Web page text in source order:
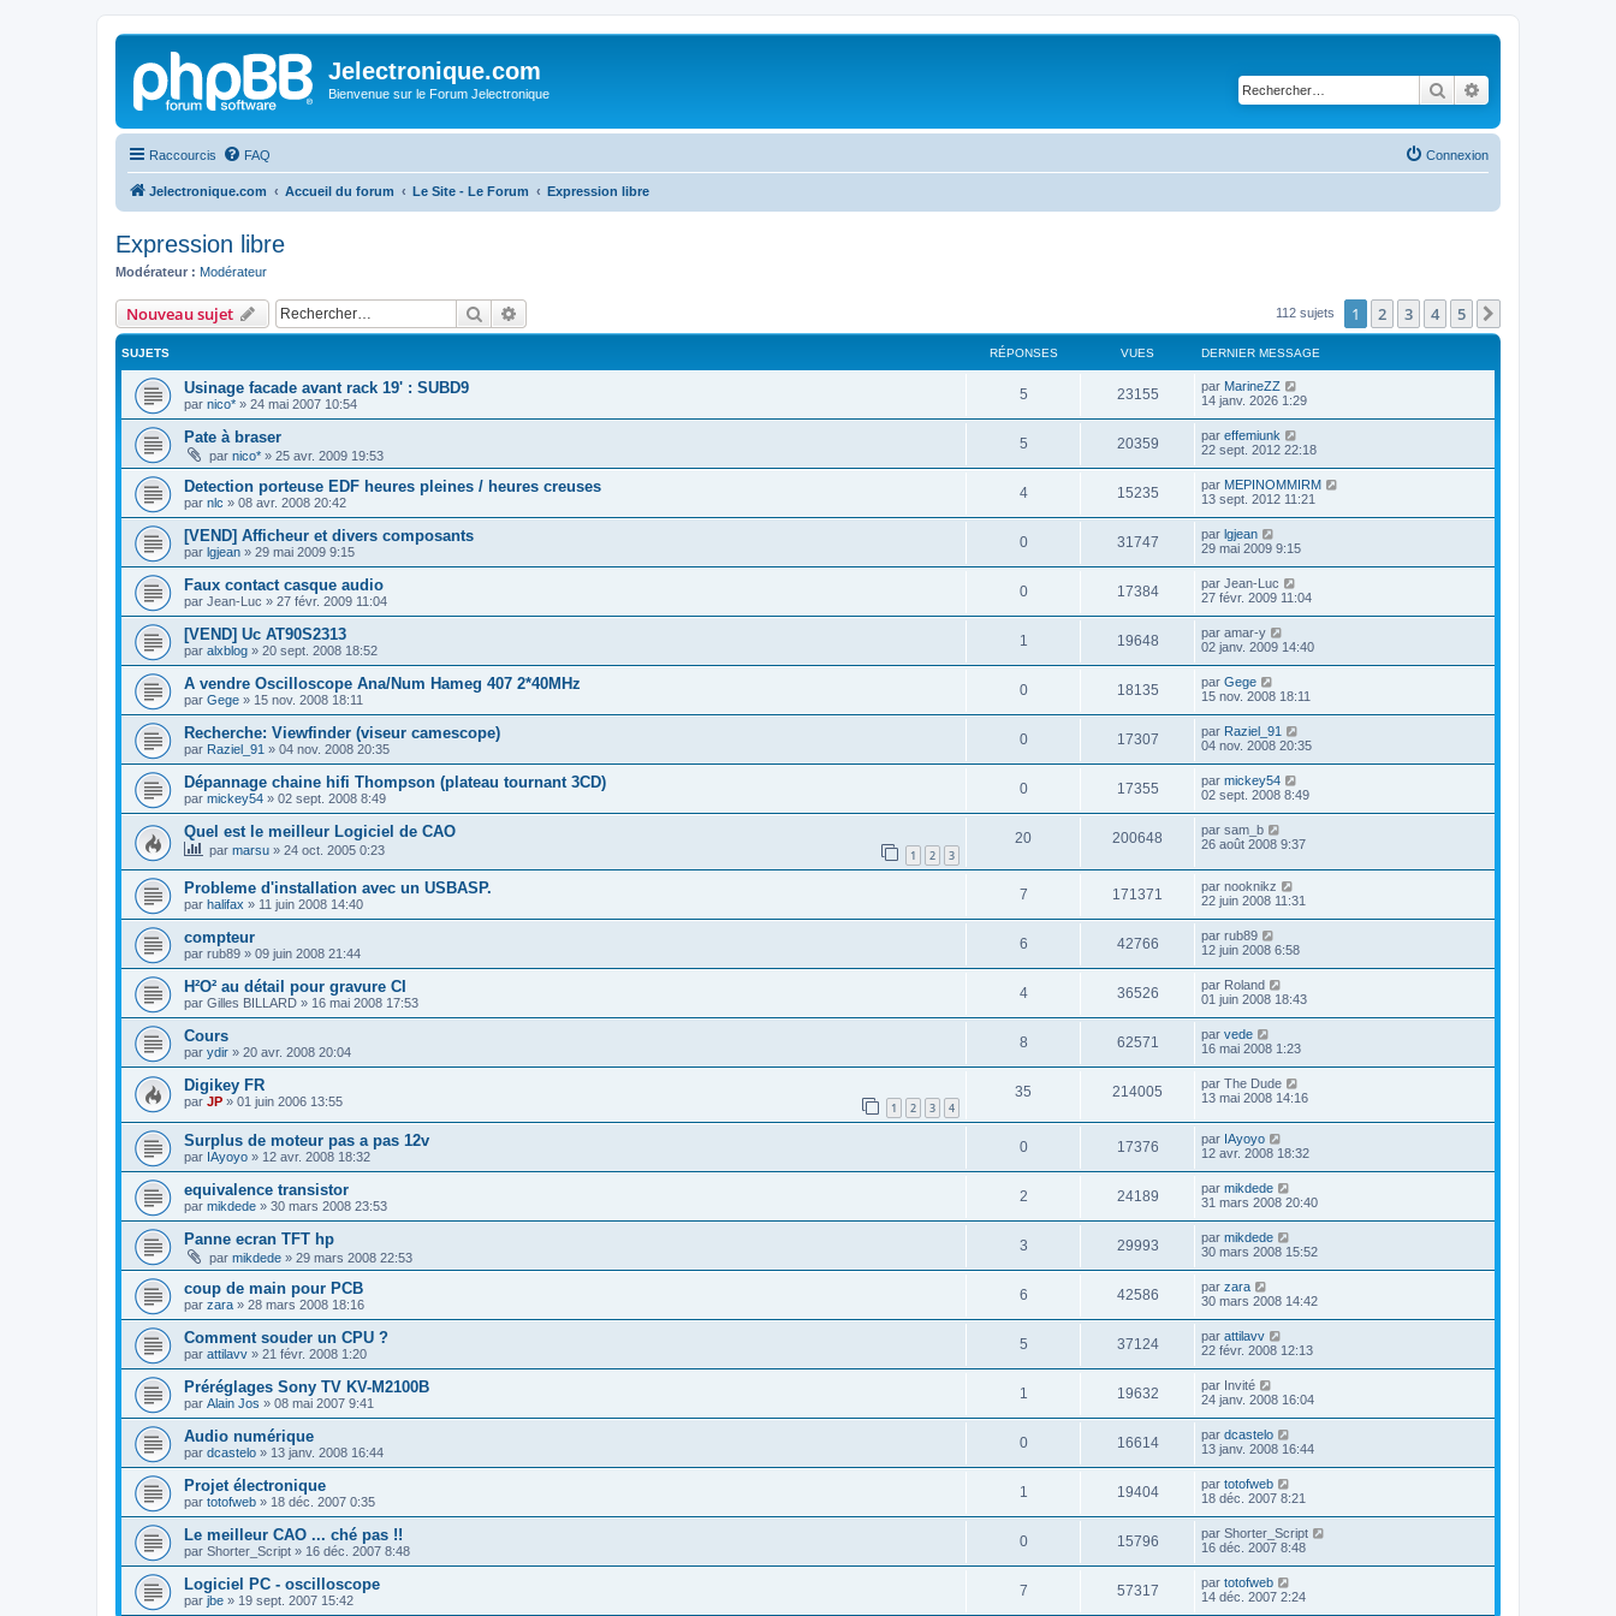
Jelectronique.com
Bienvenue sur le Forum Jelectronique Rechercher
Raccourcis FAQ Connexion
Jelectronique.com Accueil du forum Le Site - Le Forum Expression libre
Expression libre
Modérateur : Modérateur
Nouveau sujet Rechercher 112 sujets 1 2 3 4 5
SUJETS RÉPONSES VUES DERNIER MESSAGE
Usinage facade avant rack 19' : SUBD9
par nico* » 24 mai 2007 10:54
5 23155 par MarineZZ
14 janv. 2026 1:29
Pate à braser
par nico* » 25 avr. 2009 19:53
5 20359 par effemiunk
22 sept. 2012 22:18
Detection porteuse EDF heures pleines / heures creuses
par nlc » 08 avr. 2008 20:42
4 15235 par MEPINOMMIRM
13 sept. 2012 11:21
[VEND] Afficheur et divers composants
par lgjean » 29 mai 2009 9:15
0 31747 par lgjean
29 mai 2009 9:15
Faux contact casque audio
par Jean-Luc » 27 févr. 2009 11:04
0 17384 par Jean-Luc
27 févr. 2009 11:04
[VEND] Uc AT90S2313
par alxblog » 20 sept. 2008 18:52
1 19648 par amar-y
02 janv. 2009 14:40
A vendre Oscilloscope Ana/Num Hameg 407 2*40MHz
par Gege » 15 nov. 2008 18:11
0 18135 par Gege
15 nov. 2008 18:11
Recherche: Viewfinder (viseur camescope)
par Raziel_91 » 04 nov. 2008 20:35
0 17307 par Raziel_91
04 nov. 2008 20:35
Dépannage chaine hifi Thompson (plateau tournant 3CD)
par mickey54 » 02 sept. 2008 8:49
0 17355 par mickey54
02 sept. 2008 8:49
Quel est le meilleur Logiciel de CAO
par marsu » 24 oct. 2005 0:23 1 2 3
20 200648 par sam_b
26 août 2008 9:37
Probleme d'installation avec un USBASP.
par halifax » 11 juin 2008 14:40
7 171371 par nooknikz
22 juin 2008 11:31
compteur
par rub89 » 09 juin 2008 21:44
6 42766 par rub89
12 juin 2008 6:58
H²O² au détail pour gravure CI
par Gilles BILLARD » 16 mai 2008 17:53
4 36526 par Roland
01 juin 2008 18:43
Cours
par ydir » 20 avr. 2008 20:04
8 62571 par vede
16 mai 2008 1:23
Digikey FR
par JP » 01 juin 2006 13:55 1 2 3 4
35 214005 par The Dude
13 mai 2008 14:16
Surplus de moteur pas a pas 12v
par IAyoyo » 12 avr. 2008 18:32
0 17376 par IAyoyo
12 avr. 2008 18:32
equivalence transistor
par mikdede » 30 mars 2008 23:53
2 24189 par mikdede
31 mars 2008 20:40
Panne ecran TFT hp
par mikdede » 29 mars 2008 22:53
3 29993 par mikdede
30 mars 2008 15:52
coup de main pour PCB
par zara » 28 mars 2008 18:16
6 42586 par zara
30 mars 2008 14:42
Comment souder un CPU ?
par attilavv » 21 févr. 2008 1:20
5 37124 par attilavv
22 févr. 2008 12:13
Préréglages Sony TV KV-M2100B
par Alain Jos » 08 mai 2007 9:41
1 19632 par Invité
24 janv. 2008 16:04
Audio numérique
par dcastelo » 13 janv. 2008 16:44
0 16614 par dcastelo
13 janv. 2008 16:44
Projet électronique
par totofweb » 18 déc. 2007 0:35
1 19404 par totofweb
18 déc. 2007 8:21
Le meilleur CAO ... ché pas !!
par Shorter_Script » 16 déc. 2007 8:48
0 15796 par Shorter_Script
16 déc. 2007 8:48
Logiciel PC - oscilloscope
par jbe » 19 sept. 2007 15:42
7 57317 par totofweb
14 déc. 2007 2:24